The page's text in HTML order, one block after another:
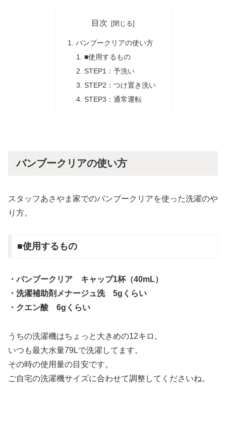
目次
バンブークリアの使い方
■使用するもの
STEP1：予洗い
STEP2：つけ置き洗い
STEP3：通常運転
バンブークリアの使い方
スタッフあさやま家でのバンブークリアを使った洗濯のや
り方。
■使用するもの
・バンブークリア キャップ1杯（40mL）
・洗濯補助剤メナージュ洗 5gくらい
・クエン酸 6gくらい
うちの洗濯機はちょっと大きめの12キロ。
いつも最大水量79Lで洗濯してます。
その時の使用量の目安です。
ご自宅の洗濯機サイズに合わせて調整してくださいね。